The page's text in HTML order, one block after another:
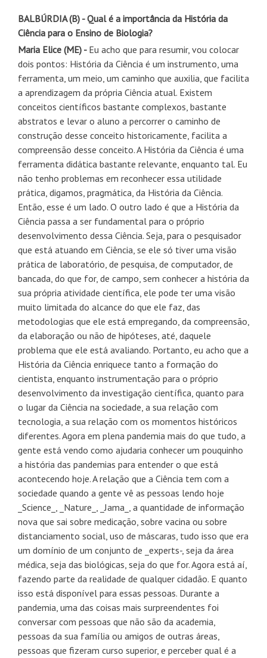
BALBÚRDIA (B) - Qual é a importância da História da
Ciência para o Ensino de Biologia?
Maria Elice (ME) - Eu acho que para resumir, vou colocar
dois pontos: História da Ciência é um instrumento, uma
ferramenta, um meio, um caminho que auxilia, que facilita
a aprendizagem da própria Ciência atual. Existem
conceitos científicos bastante complexos, bastante
abstratos e levar o aluno a percorrer o caminho de
construção desse conceito historicamente, facilita a
compreensão desse conceito. A História da Ciência é uma
ferramenta didática bastante relevante, enquanto tal. Eu
não tenho problemas em reconhecer essa utilidade
prática, digamos, pragmática, da História da Ciência.
Então, esse é um lado. O outro lado é que a História da
Ciência passa a ser fundamental para o próprio
desenvolvimento dessa Ciência. Seja, para o pesquisador
que está atuando em Ciência, se ele só tiver uma visão
prática de laboratório, de pesquisa, de computador, de
bancada, do que for, de campo, sem conhecer a história da
sua própria atividade científica, ele pode ter uma visão
muito limitada do alcance do que ele faz, das
metodologias que ele está empregando, da compreensão,
da elaboração ou não de hipóteses, até, daquele
problema que ele está avaliando. Portanto, eu acho que a
História da Ciência enriquece tanto a formação do
cientista, enquanto instrumentação para o próprio
desenvolvimento da investigação científica, quanto para
o lugar da Ciência na sociedade, a sua relação com
tecnologia, a sua relação com os momentos históricos
diferentes. Agora em plena pandemia mais do que tudo, a
gente está vendo como ajudaria conhecer um pouquinho
a história das pandemias para entender o que está
acontecendo hoje. A relação que a Ciência tem com a
sociedade quando a gente vê as pessoas lendo hoje
_Science_, _Nature_, _Jama_, a quantidade de informação
nova que sai sobre medicação, sobre vacina ou sobre
distanciamento social, uso de máscaras, tudo isso que era
um domínio de um conjunto de _experts-, seja da área
médica, seja das biológicas, seja do que for. Agora está aí,
fazendo parte da realidade de qualquer cidadão. E quanto
isso está disponível para essas pessoas. Durante a
pandemia, uma das coisas mais surpreendentes foi
conversar com pessoas que não são da academia,
pessoas da sua família ou amigos de outras áreas,
pessoas que fizeram curso superior, e perceber qual é a